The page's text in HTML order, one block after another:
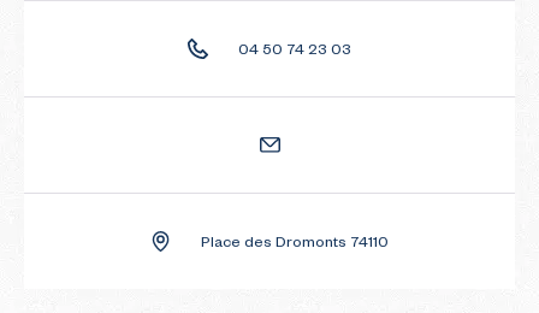
04 50 74 23 03
Place des Dromonts 74110